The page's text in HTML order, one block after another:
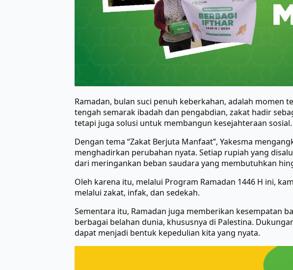
Ramadan, bulan suci penuh keberkahan, adalah momen
tengah semarak ibadah dan pengabdian, zakat hadir
tetapi juga solusi untuk membangun kesejahteraan sosial.
Dengan tema “Zakat Berjuta Manfaat”, Yakesma
menghadirkan perubahan nyata. Setiap rupiah yang
dari meringankan beban saudara yang membutuhkan
Oleh karena itu, melalui Program Ramadan 1446 H ini,
melalui zakat, infak, dan sedekah.
Sementara itu, Ramadan juga memberikan kesempatan
berbagai belahan dunia, khususnya di Palestina.
dapat menjadi bentuk kepedulian kita yang nyata.